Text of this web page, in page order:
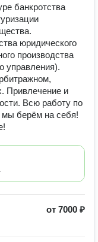
банкротства
юридического
производства
управления).
Привлечение и
Всю работу по
берём на себя!
от 7000 ₽